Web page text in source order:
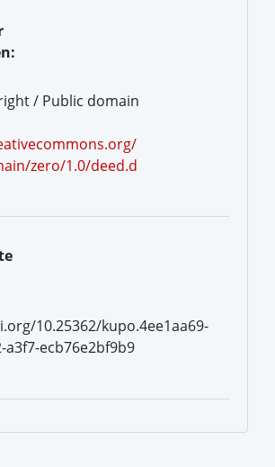
/ Public domain
zero/1.0/deed.d
10.25362/kupo.4ee1aa69-
a3f7-ecb76e2bf9b9